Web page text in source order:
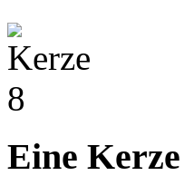
Eine